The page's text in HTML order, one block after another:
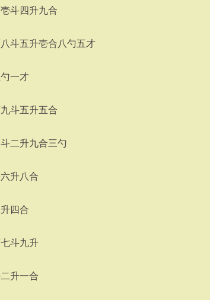
斗四升九合
斗五升壱合八勺五才
一才
斗五升五合
二升九合三勺
升八合
四合
斗九升
升一合